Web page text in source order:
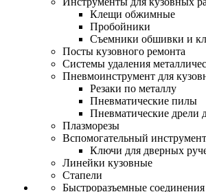
Клещи обжимные
Пробойники
Съемники обшивки и
Посты кузовного ремонта
Системы удаления
Пневмоинструмент для
Резаки по металлу
Пневматические пилы
Пневматические дрели
Плазморезы
Вспомогательный инструмент
Ключи для дверных
Линейки кузовные
Стапели
Быстроразъемные